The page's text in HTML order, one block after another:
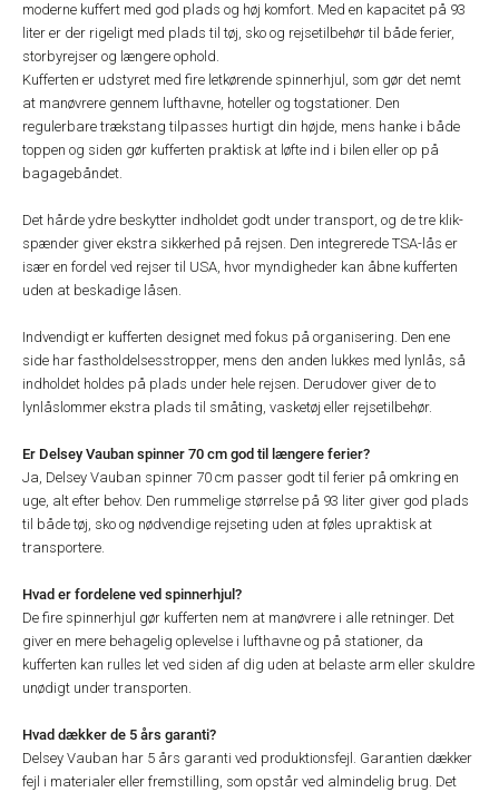
moderne kuffert med god plads og høj komfort. Med en kapacitet på 93
liter er der rigeligt med plads til tøj, sko og rejsetilbehør til både ferier,
storbyrejser og længere ophold.
Kufferten er udstyret med fire letkørende spinnerhjul, som gør det nemt
at manøvrere gennem lufthavne, hoteller og togstationer. Den
regulerbare trækstang tilpasses hurtigt din højde, mens hanke i både
toppen og siden gør kufferten praktisk at løfte ind i bilen eller op på
bagagebåndet.
Det hårde ydre beskytter indholdet godt under transport, og de tre klik-
spænder giver ekstra sikkerhed på rejsen. Den integrerede TSA-lås er
især en fordel ved rejser til USA, hvor myndigheder kan åbne kufferten
uden at beskadige låsen.
Indvendigt er kufferten designet med fokus på organisering. Den ene
side har fastholdelsesstropper, mens den anden lukkes med lynlås, så
indholdet holdes på plads under hele rejsen. Derudover giver de to
lynlåslommer ekstra plads til småting, vasketøj eller rejsetilbehør.
Er Delsey Vauban spinner 70 cm god til længere ferier?
Ja, Delsey Vauban spinner 70 cm passer godt til ferier på omkring en
uge, alt efter behov. Den rummelige størrelse på 93 liter giver god plads
til både tøj, sko og nødvendige rejseting uden at føles upraktisk at
transportere.
Hvad er fordelene ved spinnerhjul?
De fire spinnerhjul gør kufferten nem at manøvrere i alle retninger. Det
giver en mere behagelig oplevelse i lufthavne og på stationer, da
kufferten kan rulles let ved siden af dig uden at belaste arm eller skuldre
unødigt under transporten.
Hvad dækker de 5 års garanti?
Delsey Vauban har 5 års garanti ved produktionsfejl. Garantien dækker
fejl i materialer eller fremstilling, som opstår ved almindelig brug. Det